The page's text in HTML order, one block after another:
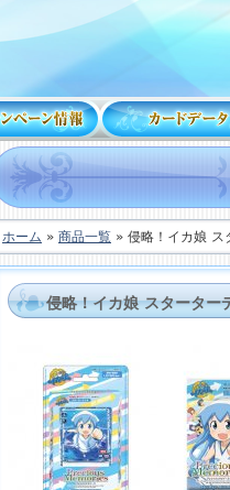
ホーム » 商品一覧 » 侵略！イカ娘 ス
侵略！イカ娘 スターター